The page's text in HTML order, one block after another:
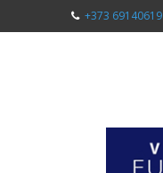
+373 69140619